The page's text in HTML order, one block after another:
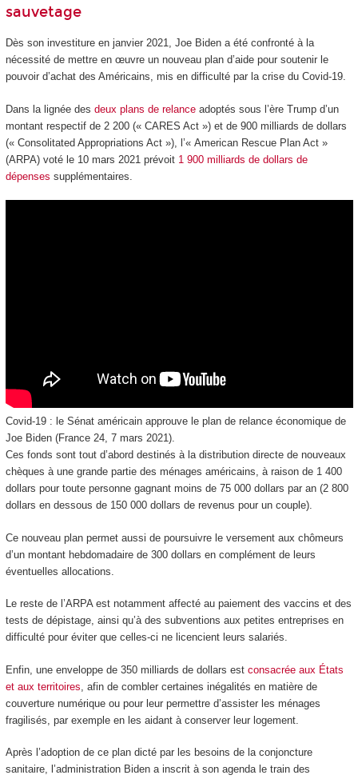
sauvetage
Dès son investiture en janvier 2021, Joe Biden a été confronté à la
nécessité de mettre en œuvre un nouveau plan d’aide pour soutenir le
pouvoir d’achat des Américains, mis en difficulté par la crise du Covid-19.
Dans la lignée des deux plans de relanceadoptés sous l’ère Trump d’un
montant respectif de 2 200 (« CARES Act ») et de 900 milliards de dollars
(« Consolitated Appropriations Act »), l’« American Rescue Plan Act »
(ARPA) voté le 10 mars 2021 prévoit 1 900 milliards de dollars de
dépenses supplémentaires.
Covid-19 : le Sénat américain approuve le plan de relance économique de
Joe Biden (France 24, 7 mars 2021).
Ces fonds sont tout d’abord destinés à la distribution directe de nouveaux
chèques à une grande partie des ménages américains, à raison de 1 400
dollars pour toute personne gagnant moins de 75 000 dollars par an (2 800
dollars en dessous de 150 000 dollars de revenus pour un couple).
Ce nouveau plan permet aussi de poursuivre le versement aux chômeurs
d’un montant hebdomadaire de 300 dollars en complément de leurs
éventuelles allocations.
Le reste de l’ARPA est notamment affecté au paiement des vaccins et des
tests de dépistage, ainsi qu’à des subventions aux petites entreprises en
difficulté pour éviter que celles-ci ne licencient leurs salariés.
Enfin, une enveloppe de 350 milliards de dollars est consacrée aux États
et aux territoires , afin de combler certaines inégalités en matière de
couverture numérique ou pour leur permettre d’assister les ménages
fragilisés, par exemple en les aidant à conserver leur logement.
Après l’adoption de ce plan dicté par les besoins de la conjoncture
sanitaire, l’administration Biden a inscrit à son agenda le train des